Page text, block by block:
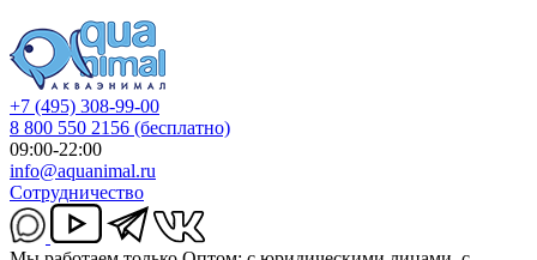
+7 (495) 308-99-00
8 800 550 2156 (бесплатно)
09:00-22:00
info@aquanimal.ru
Сотрудничество